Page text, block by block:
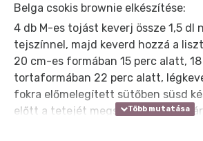
Belga csokis brownie elkészítése:
4 db M-es tojást keverj össze 1,5 dl
tejszínnel, majd keverd hozzá a
20 cm-es formában 15 perc alatt,
tortaformában 22 perc alatt,
fokra előmelegített sütőben süsd
előtt a tetejét megszórhatod